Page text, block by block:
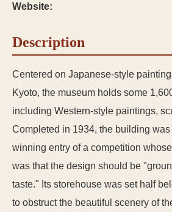
Website:
Description
Centered on Japanese-style
Kyoto, the museum holds some
including Western-style paintings,
Completed in 1934, the building
winning entry of a competition
was that the design should be
taste." Its storehouse was set half
to obstruct the beautiful scenery of